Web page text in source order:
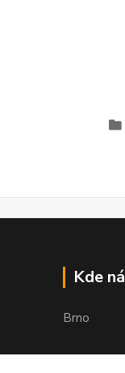
Kde
Brno